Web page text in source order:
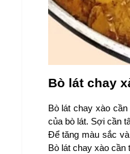
Bò lát chay
Bò lát chay xào
của bò lát. Sợi cần
Để tăng màu sắc
Bò lát chay xào cần